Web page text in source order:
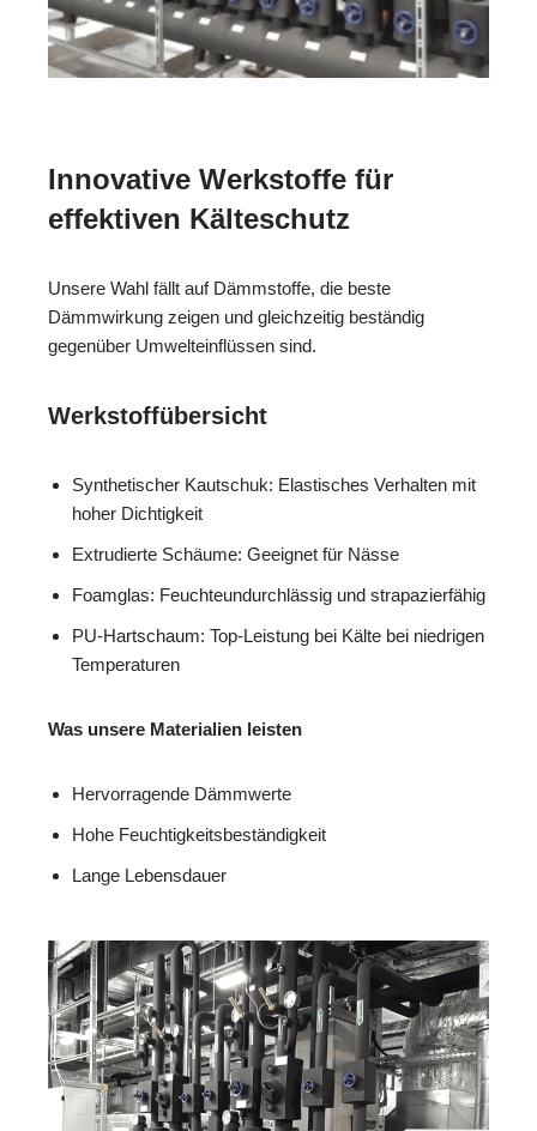
Innovative Werkstoffe für
effektiven Kälteschutz
Unsere Wahl fällt auf Dämmstoffe, die beste
Dämmwirkung zeigen und gleichzeitig beständig
gegenüber Umwelteinflüssen sind.
Werkstoffübersicht
Synthetischer Kautschuk: Elastisches Verhalten mit
hoher Dichtigkeit
Extrudierte Schäume: Geeignet für Nässe
Foamglas: Feuchteundurchlässig und strapazierfähig
PU-Hartschaum: Top-Leistung bei Kälte bei niedrigen
Temperaturen
Was unsere Materialien leisten
Hervorragende Dämmwerte
Hohe Feuchtigkeitsbeständigkeit
Lange Lebensdauer